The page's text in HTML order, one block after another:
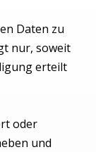
Daten zu
nur, soweit
erteilt
oder
und